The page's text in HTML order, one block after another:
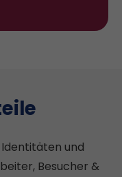
und
Besucher &